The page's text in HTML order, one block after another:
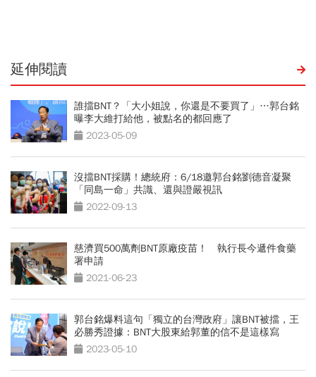
延伸閱讀
誰擋BNT？「大小姐說，你還是不要買了」…郭台銘
曝李大維打給他，被點名的都回應了
2023-05-09
沒擋BNT採購！總統府：6/18邀郭台銘劉德音凝聚
「同島一命」共識、還與證嚴視訊
2022-09-13
慈濟買500萬劑BNT原廠疫苗！ 執行長今遞件食藥
署申請
2021-06-23
郭台銘爆料這句「獨立的台灣政府」讓BNT被擋，王
必勝秀證據：BNT大股東給郭董的信不是這樣寫
2023-05-10